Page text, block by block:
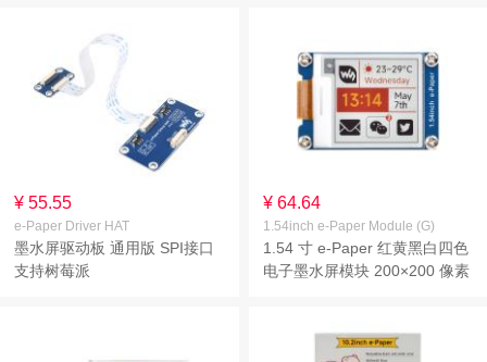
¥ 55.55
e-Paper Driver HAT
墨水屏驱动板 通用版 SPI接口
支持树莓派
¥ 64.64
1.54inch e-Paper Module (G)
1.54 寸 e-Paper 红黄黑白四色
电子墨水屏模块 200×200 像素